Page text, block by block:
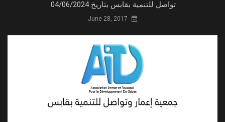
تواصل للتنمية بقابس بتاريخ 04/06/2024.